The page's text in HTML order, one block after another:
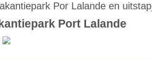
Por Lalande en
Port Lalande